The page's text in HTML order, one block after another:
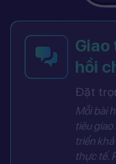
Giao
hồi
Đặt
Mỗi bài
tiêu
triển
thực tế.